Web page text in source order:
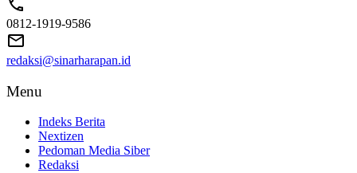
0812-1919-9586
redaksi@sinarharapan.id
Menu
Indeks Berita
Nextizen
Pedoman Media Siber
Redaksi